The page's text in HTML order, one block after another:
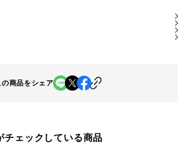
の商品をシェア
チェックしている商品